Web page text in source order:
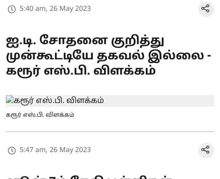
5:40 am, 26 May 2023
ஐ.டி. சோதனை குறித்து
முன்கூட்டியே தகவல் இல்லை -
கரூர் எஸ்.பி. விளக்கம்
கரூர் எஸ்.பி. விளக்கம்
5:47 am, 26 May 2023